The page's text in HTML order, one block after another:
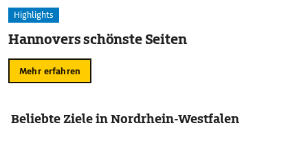
Highlights
Hannovers schönste Seiten
Mehr erfahren
Beliebte Ziele in Nordrhein-Westfalen